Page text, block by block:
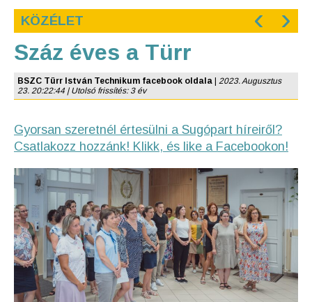
KÖZÉLET ‹ ›
Száz éves a Türr
BSZC Türr István Technikum facebook oldala
2023. Augusztus
23. 20:22:44 | Utolsó frissítés: 3 év
Gyorsan szeretnél értesülni a Sugópart híreiről?
Csatlakozz hozzánk! Klikk, és like a Facebookon!